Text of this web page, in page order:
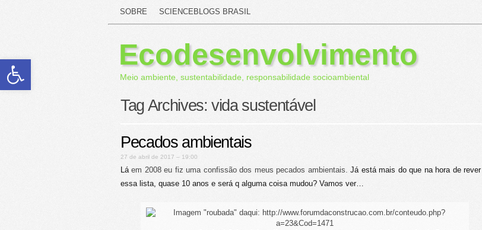
Abrir a barra de ferramentas
SOBRE SCIENCEBLOGS BRASIL
Ecodesenvolvimento
Meio ambiente, sustentabilidade, responsabilidade socioambiental
Tag Archives:vida sustentável
Pecados ambientais
27 de abril de 2017 – 19:00
Láem 2008 eu fiz uma confissão dos meus pecados ambientais. Já está mais do que na hora de rever
essa lista, quase 10 anos e será q alguma coisa mudou? Vamos ver…